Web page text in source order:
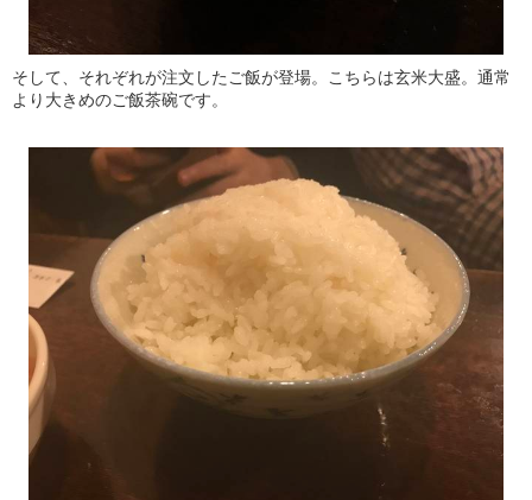
そして、それぞれが注文したご飯が登場。こちらは玄米大盛。通常
より大きめのご飯茶碗です。